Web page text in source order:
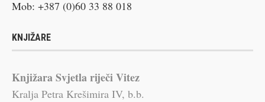
Mob: +387 (0)60 33 88 018
KNJIŽARE
Knjižara Svjetla riječi Vitez
Kralja Petra Krešimira IV, b.b.